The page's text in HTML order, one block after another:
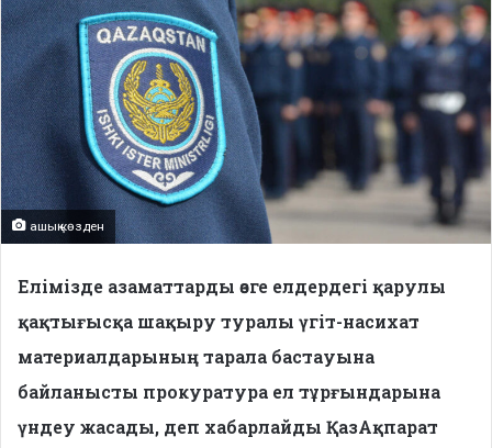
ашық көзден
Елімізде азаматтарды өзге елдердегі қарулы
қақтығысқа шақыру туралы үгіт-насихат
материалдарының тарала бастауына
байланысты прокуратура ел тұрғындарына
үндеу жасады, деп хабарлайды ҚазАқпарат